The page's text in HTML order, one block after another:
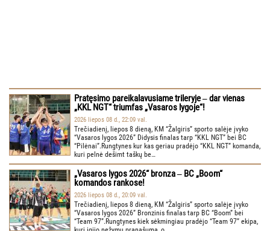
Pratęsimo pareikalavusiame trileryje ‒ dar vienas
„KKL NGT“ triumfas „Vasaros lygoje“!
2026 liepos 08 d., 22:09 val.
Trečiadienį, liepos 8 dieną, KM “Žalgiris” sporto salėje įvyko
“Vasaros lygos 2026” Didysis finalas tarp “KKL NGT” bei BC
“Pilėnai”.Rungtynes kur kas geriau pradėjo “KKL NGT” komanda,
kuri pelnė dešimt taškų be…
„Vasaros lygos 2026“ bronza ‒ BC „Boom“
komandos rankose!
2026 liepos 08 d., 20:09 val.
Trečiadienį, liepos 8 dieną, KM “Žalgiris” sporto salėje įvyko
“Vasaros lygos 2026” Bronzinis finalas tarp BC “Boom” bei
“Team 97”.Rungtynes kiek sėkmingiau pradėjo “Team 97” ekipa,